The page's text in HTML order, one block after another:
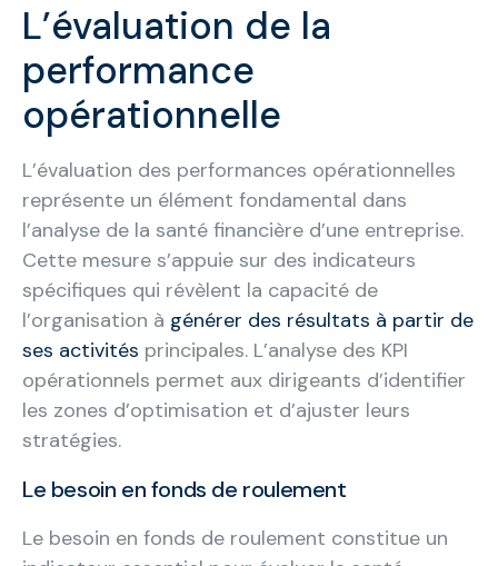
L’évaluation de la
performance
opérationnelle
L’évaluation des performances opérationnelles
représente un élément fondamental dans
l’analyse de la santé financière d’une entreprise.
Cette mesure s’appuie sur des indicateurs
spécifiques qui révèlent la capacité de
l’organisation à générer des résultats à partir de
ses activités principales. L’analyse des KPI
opérationnels permet aux dirigeants d’identifier
les zones d’optimisation et d’ajuster leurs
stratégies.
Le besoin en fonds de roulement
Le besoin en fonds de roulement constitue un